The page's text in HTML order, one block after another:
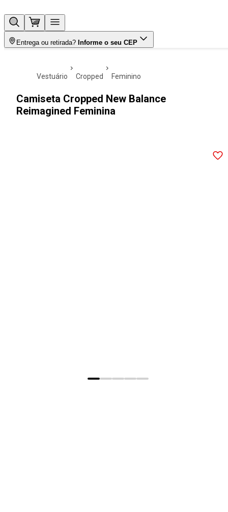
Entrega ou retirada? Informe o seu CEP
vestuário cropped feminino
Camiseta Cropped New Balance
Reimagined Feminina